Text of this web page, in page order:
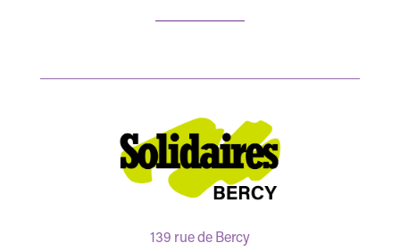
139 rue de Bercy